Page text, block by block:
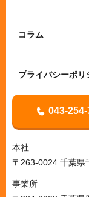
コラム
プライバシーポリ
043-
本社
〒263-0024 千葉県
事業所